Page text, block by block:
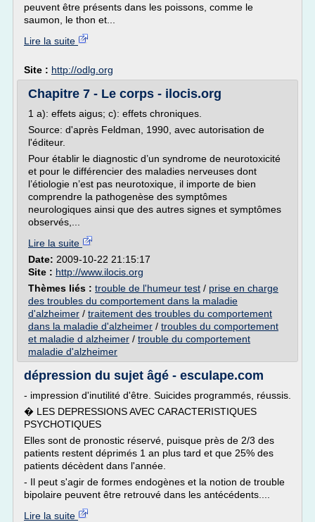
peuvent être présents dans les poissons, comme le
saumon, le thon et...
Lire la suite
Site : http://odlg.org
Chapitre 7 - Le corps - ilocis.org
1 a): effets aigus; c): effets chroniques.
Source: d'après Feldman, 1990, avec autorisation de
l'éditeur.
Pour établir le diagnostic d’un syndrome de neurotoxicité
et pour le différencier des maladies nerveuses dont
l’étiologie n’est pas neurotoxique, il importe de bien
comprendre la pathogenèse des symptômes
neurologiques ainsi que des autres signes et symptômes
observés,...
Lire la suite
Date: 2009-10-22 21:15:17
Site : http://www.ilocis.org
Thèmes liés : trouble de l'humeur test / prise en charge
des troubles du comportement dans la maladie
d'alzheimer / traitement des troubles du comportement
dans la maladie d'alzheimer / troubles du comportement
et maladie d alzheimer / trouble du comportement
maladie d'alzheimer
dépression du sujet âgé - esculape.com
- impression d'inutilité d'être. Suicides programmés, réussis.
� LES DEPRESSIONS AVEC CARACTERISTIQUES
PSYCHOTIQUES
Elles sont de pronostic réservé, puisque près de 2/3 des
patients restent déprimés 1 an plus tard et que 25% des
patients décèdent dans l'année.
- Il peut s'agir de formes endogènes et la notion de trouble
bipolaire peuvent être retrouvé dans les antécédents....
Lire la suite